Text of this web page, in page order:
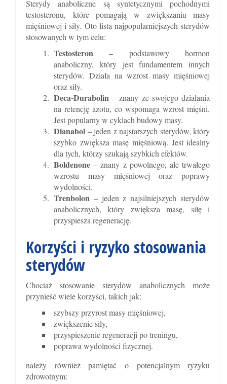
Sterydy anaboliczne są syntetycznymi pochodnymi
testosteronu, które pomagają w zwiększaniu masy
mięśniowej i siły. Oto lista najpopularniejszych sterydów
stosowanych w tym celu:
Testosteron – podstawowy hormon
anaboliczny, który jest fundamentem innych
sterydów. Działa na wzrost masy mięśniowej
oraz siły.
Deca-Durabolin – znany ze swojego działania
na retencję azotu, co wspomaga wzrost mięśni.
Jest popularny w cyklach budowy masy.
Dianabol – jeden z najstarszych sterydów, który
szybko zwiększa masę mięśniową. Jest idealny
dla tych, którzy szukają szybkich efektów.
Boldenone – znany z powolnego, ale trwałego
wzrostu masy mięśniowej oraz poprawy
wydolności.
Trenbolon – jeden z najsilniejszych sterydów
anabolicznych, który zwiększa masę, siłę i
przyspiesza regenerację.
Korzyści i ryzyko stosowania
sterydów
Chociaż stosowanie sterydów anabolicznych może
przynieść wiele korzyści, takich jak:
szybszy przyrost masy mięśniowej,
zwiększenie siły,
przyspieszenie regeneracji po treningu,
poprawa wydolności fizycznej.
należy również pamiętać o potencjalnym ryzyku
zdrowotnym: